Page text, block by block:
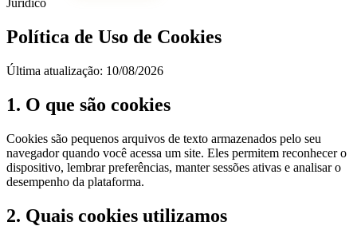
Jurídico
Política de Uso de Cookies
Última atualização: 10/08/2026
1. O que são cookies
Cookies são pequenos arquivos de texto armazenados pelo seu
navegador quando você acessa um site. Eles permitem reconhecer o
dispositivo, lembrar preferências, manter sessões ativas e analisar o
desempenho da plataforma.
2. Quais cookies utilizamos